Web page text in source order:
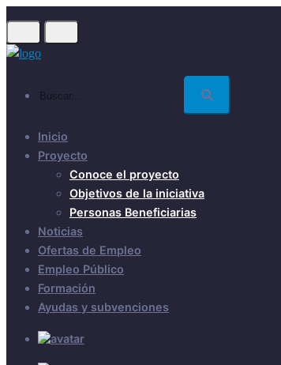
main
Inicio
Proyecto
Conoce el proyecto
Objetivos de la iniciativa
Personas Beneficiarias
Noticias
Ofertas de Empleo
Empleo Público
Formación
Ayudas y subvenciones